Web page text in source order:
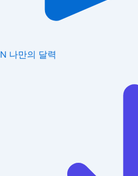
N 나만의 달력